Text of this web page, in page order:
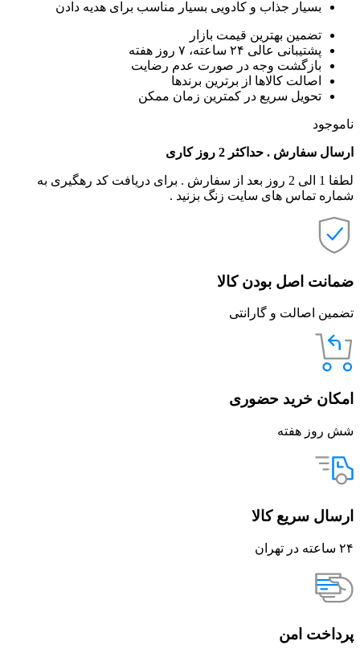
بسیار جذاب و کادویی بسیار مناسب برای هدیه دادن
تضمین بهترین قیمت بازار
پشتیبانی عالی ۲۴ ساعته، ۷ روز هفته
بازگشت وجه در صورت عدم رضایت
اصالت کالاها از برترین برندها
تحویل سریع در کمترین زمان ممکن
ناموجود
ارسال سفارش . حداکثر 2 روز کاری
لطفا 1 الی 2 روز بعد از سفارش . برای دریافت کد رهگیری به
شماره تماس های سایت زنگ بزنید .
ضمانت اصل بودن کالا
تضمین اصالت و گارانتی
امکان خرید حضوری
شش روز هفته
ارسال سریع کالا
۲۴ ساعته در تهران
پرداخت امن